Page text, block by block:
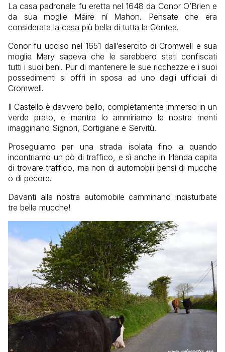
La casa padronale fu eretta nel 1648 da Conor O’Brien e
da sua moglie Máire ní Mahon. Pensate che era
considerata la casa più bella di tutta la Contea.
Conor fu ucciso nel 1651 dall’esercito di Cromwell e sua
moglie Mary sapeva che le sarebbero stati confiscati
tutti i suoi beni. Pur di mantenere le sue ricchezze e i suoi
possedimenti si offrì in sposa ad uno degli ufficiali di
Cromwell.
Il Castello è davvero bello, completamente immerso in un
verde prato, e mentre lo ammiriamo le nostre menti
imagginano Signori, Cortigiane e Servitù.
Proseguiamo per una strada isolata fino a quando
incontriamo un pò di traffico, e sì anche in Irlanda capita
di trovare traffico, ma non di automobili bensì di mucche
o di pecore.
Davanti alla nostra automobile camminano indisturbate
tre belle mucche!